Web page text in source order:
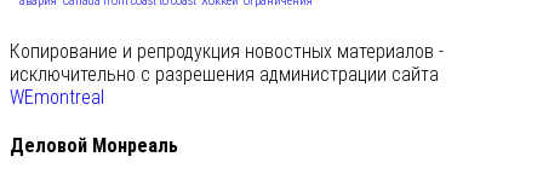
Копирование и репродукция новостных материалов -
исключительно с разрешения администрации сайта
WEmontreal
Деловой Монреаль